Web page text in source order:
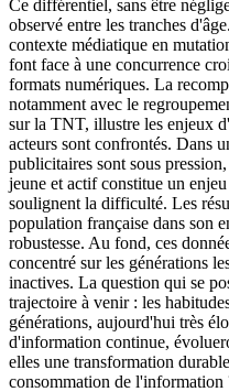
Ce différentiel, sans être
observé entre les tranches
contexte médiatique en
font face à une concurrence
formats numériques. La
notamment avec le
sur la TNT, illustre les enjeux
acteurs sont confrontés. Dans
publicitaires sont sous
jeune et actif constitue un
soulignent la difficulté. Les
population française dans son
robustesse. Au fond, ces
concentré sur les générations
inactives. La question qui se
trajectoire à venir : les
générations, aujourd'hui très
d'information continue,
elles une transformation
consommation de l'information